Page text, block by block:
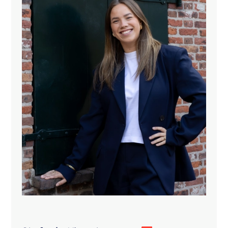
kortom van alle moderne gemakken voorzien om
comfortabel te koken.
De keuken is vernieuwd in 2017.
Verdiepingen & indeling:
Op de eerste verdieping bevinden zich drie
slaapkamers en een badkamer voorzien van een
inloopdouche, toilet en wastafel. De tweede
verdieping heeft een brede dakkapel en is nog geheel
vrij in te delen.
Buitenruimte & tuin:
Aan de buitenkant heeft dit huis zowel een voor- als
achtertuin. De woning heeft aan de achterzijde een